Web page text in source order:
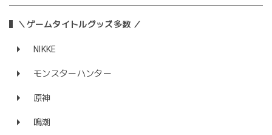
＼ゲームタイトルグッズ多数 ／
NIKKE
モンスターハンター
原神
鳴潮